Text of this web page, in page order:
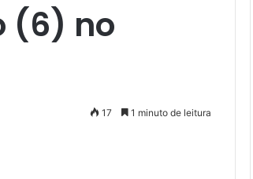
(6) no
17 1 minuto de leitura